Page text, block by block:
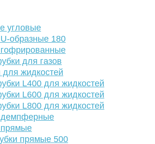
угловые
образные 180
для газов
жидкостей
L400 для жидкостей
L600 для жидкостей
L800 для жидкостей
демпферные
прямые
прямые 500